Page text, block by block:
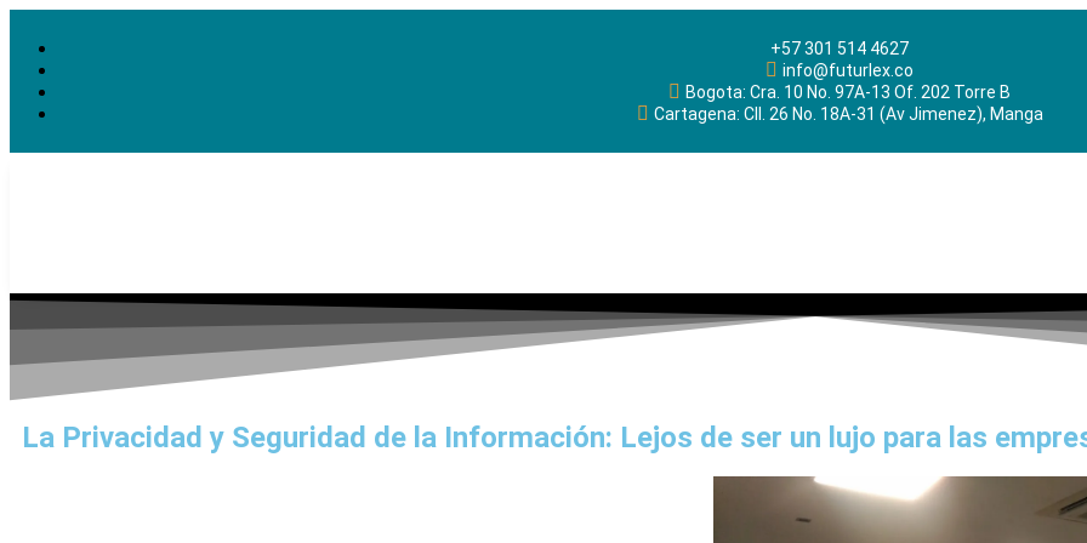
+57 301 514 4627
info@futurlex.co
Bogota: Cra. 10 No. 97A-13 Of. 202 Torre B
Cartagena: Cll. 26 No. 18A-31 (Av Jimenez), Manga
La Privacidad y Seguridad de la Información: Lejos de ser un lujo para las